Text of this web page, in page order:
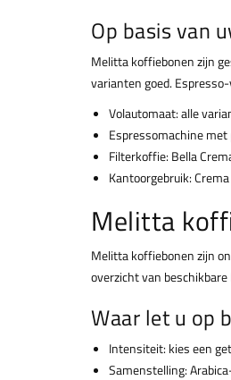
Op basis van
Melitta koffiebonen zijn
varianten goed.
Volautomaat: alle
Espressomachine
Filterkoffie: Bella
Kantoorgebruik:
Melitta
Melitta koffiebonen zijn
overzicht van
Waar let u op
Intensiteit: kies een
Samenstelling: